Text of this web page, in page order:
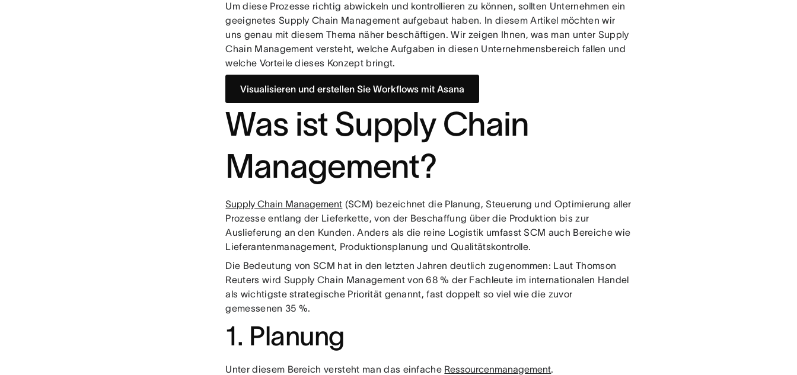
Um diese Prozesse richtig abwickeln und kontrollieren zu können, sollten Unternehmen ein
geeignetes Supply Chain Management aufgebaut haben. In diesem Artikel möchten wir
uns genau mit diesem Thema näher beschäftigen. Wir zeigen Ihnen, was man unter Supply
Chain Management versteht, welche Aufgaben in diesen Unternehmensbereich fallen und
welche Vorteile dieses Konzept bringt.
Visualisieren und erstellen Sie Workflows mit Asana
Was ist Supply Chain
Management?
Supply Chain Management (SCM) bezeichnet die Planung, Steuerung und Optimierung aller
Prozesse entlang der Lieferkette, von der Beschaffung über die Produktion bis zur
Auslieferung an den Kunden. Anders als die reine Logistik umfasst SCM auch Bereiche wie
Lieferantenmanagement, Produktionsplanung und Qualitätskontrolle.
Die Bedeutung von SCM hat in den letzten Jahren deutlich zugenommen: Laut Thomson
Reuters wird Supply Chain Management von 68 % der Fachleute im internationalen Handel
als wichtigste strategische Priorität genannt, fast doppelt so viel wie die zuvor
gemessenen 35 %.
1. Planung
Unter diesem Bereich versteht man das einfache Ressourcenmanagement.